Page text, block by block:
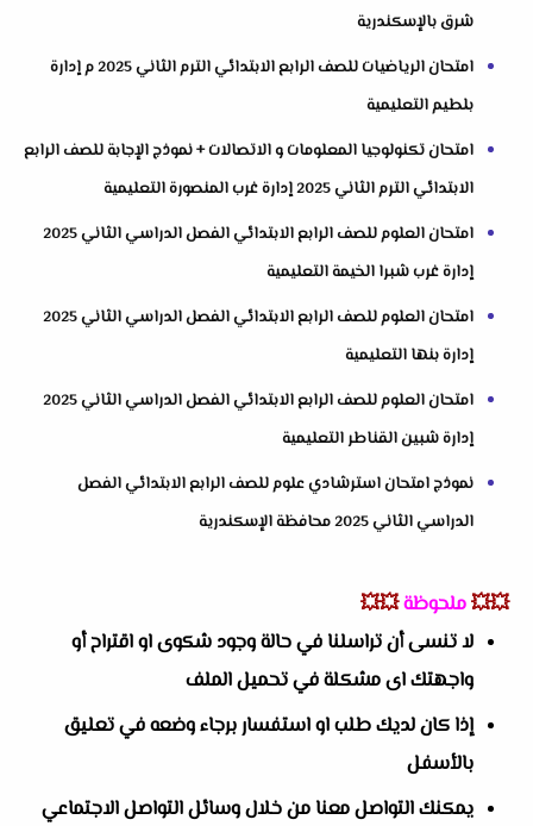
شرق بالإسكندرية
امتحان الرياضيات للصف الرابع الابتدائي الترم الثاني 2025 م إدارة
بلطيم التعليمية
امتحان تكنولوجيا المعلومات و الاتصالات + نموذج الإجابة للصف الرابع
الابتدائي الترم الثاني 2025 إدارة غرب المنصورة التعليمية
امتحان العلوم للصف الرابع الابتدائي الفصل الدراسي الثاني 2025
إدارة غرب شبرا الخيمة التعليمية
امتحان العلوم للصف الرابع الابتدائي الفصل الدراسي الثاني 2025
إدارة بنها التعليمية
امتحان العلوم للصف الرابع الابتدائي الفصل الدراسي الثاني 2025
إدارة شبين القناطر التعليمية
نموذج امتحان استرشادي علوم للصف الرابع الابتدائي الفصل
الدراسي الثاني 2025 محافظة الإسكندرية
💥💥ملحوظة💥💥
لا تنسى أن تراسلنا في حالة وجود شكوى او اقتراح أو
واجهتك اى مشكلة في تحميل الملف
إذا كان لديك طلب او استفسار برجاء وضعه في تعليق
بالأسفل
يمكنك التواصل معنا من خلال وسائل التواصل الاجتماعي